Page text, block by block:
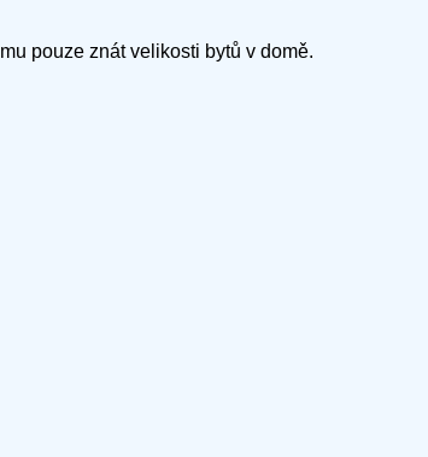
pouze znát velikosti bytů v domě.